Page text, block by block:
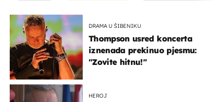
DRAMA U ŠIBENIKU
Thompson usred koncerta
iznenada prekinuo pjesmu:
"Zovite hitnu!"
HEROJ